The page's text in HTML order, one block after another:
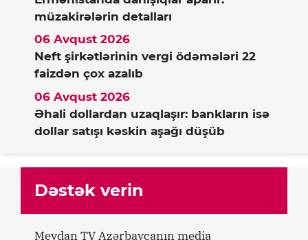
müzakirələrin detalları
Neft şirkətlərinin vergi ödəmələri 22
faizdən çox azalıb
06 Avqust 2026
Əhali dollardan uzaqlaşır: bankların isə
dollar satışı kəskin aşağı düşüb
06 Avqust 2026
Dəstək verin
Meydan TV Azərbaycanın media